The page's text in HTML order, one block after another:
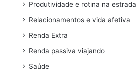
Produtividade e rotina na estrada
Relacionamentos e vida afetiva
Renda Extra
Renda passiva viajando
Saúde